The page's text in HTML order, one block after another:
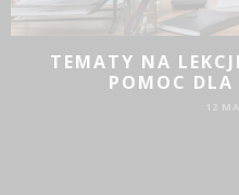
TEMATY NA
POMOC
12